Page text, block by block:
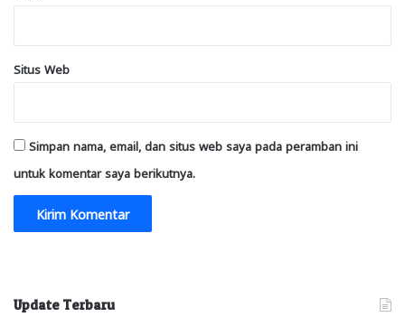
Situs Web
Simpan nama, email, dan situs web saya pada peramban ini
untuk komentar saya berikutnya.
Update Terbaru